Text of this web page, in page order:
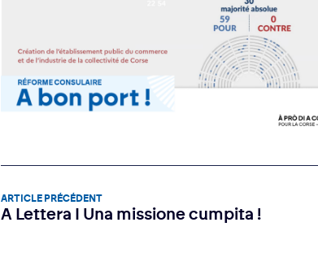
ARTICLE PRÉCÉDENT
A Lettera I Una missione cumpita !